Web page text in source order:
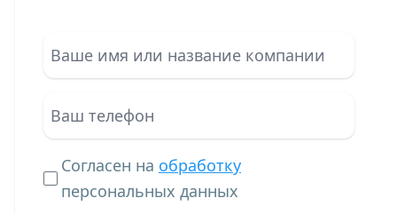
Согласен на обработку
персональных данных